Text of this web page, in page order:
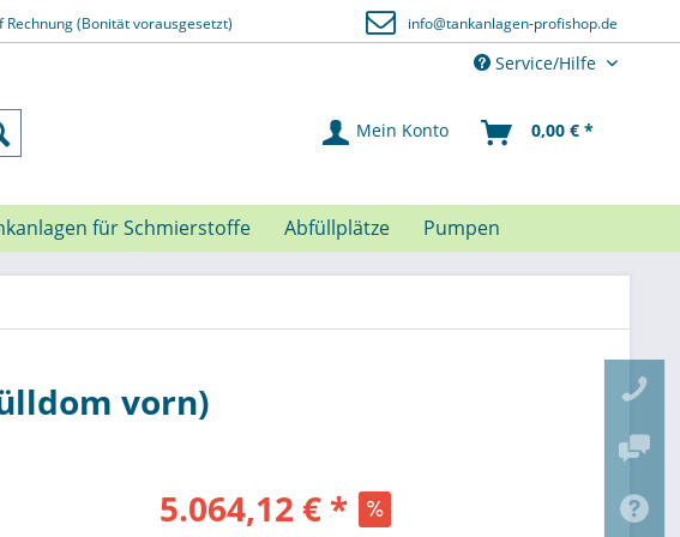
Rechnung (Bonität vorausgesetzt) info@tankanlagen-profishop.de
Service/Hilfe
Mein Konto 0,00 € *
für Schmierstoffe Abfüllplätze Pumpen
vorn)
5.064,12 € *